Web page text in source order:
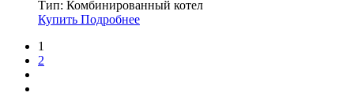
Тип: Комбинированный котел
Купить Подробнее
1
2